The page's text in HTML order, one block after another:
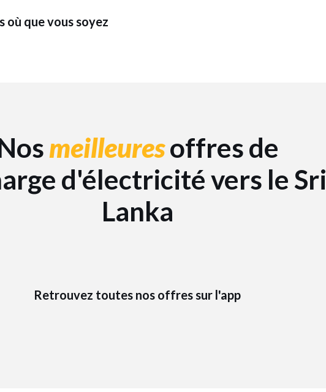
où que vous soyez
meilleuresoffres de
d'électricité vers le Sri
Lanka
Retrouvez toutes nos offres sur l'app